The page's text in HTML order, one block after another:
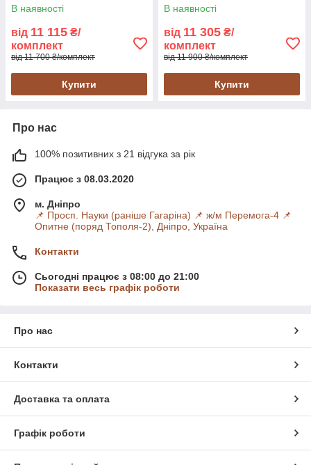
В наявності
від 11 115 ₴/
комплект
від 11 700 ₴/комплект
Купити
В наявності
від 11 305 ₴/
комплект
від 11 900 ₴/комплект
Купити
Про нас
100% позитивних з 21 відгука за рік
Працює з 08.03.2020
м. Дніпро
📌 Просп. Науки (раніше Гагаріна) 📌 ж/м Перемога-4 📌
Опитне (поряд Тополя-2), Дніпро, Україна
Контакти
Сьогодні працює з 08:00 до 21:00
Показати весь графік роботи
Про нас
Контакти
Доставка та оплата
Графік роботи